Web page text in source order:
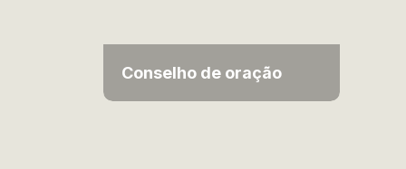
Conselho de oração